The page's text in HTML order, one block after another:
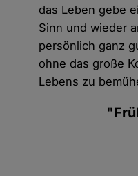
das Leben gebe
Sinn und wieder
persönlich ganz
ohne das große
Lebens zu